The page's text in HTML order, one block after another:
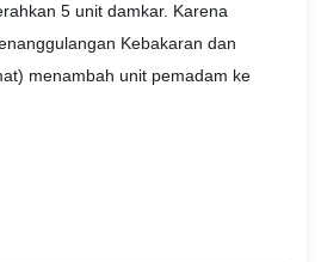
5 unit damkar. Karena
Kebakaran dan
menambah unit pemadam ke